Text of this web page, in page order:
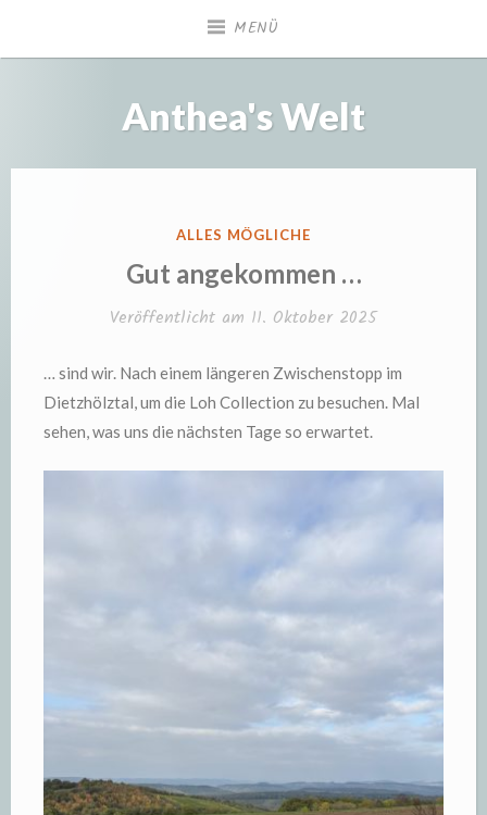
MENÜ
Anthea's Welt
VERÖFFENTLICHT
ALLES MÖGLICHE
Gut angekommen …
Veröffentlicht am 11. Oktober 2025
… sind wir. Nach einem längeren Zwischenstopp im
Dietzhölztal, um die Loh Collection zu besuchen. Mal
sehen, was uns die nächsten Tage so erwartet.